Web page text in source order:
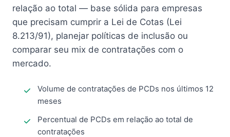
relação ao total — base sólida para empresas
que precisam cumprir a Lei de Cotas (Lei
8.213/91), planejar políticas de inclusão ou
comparar seu mix de contratações com o
mercado.
Volume de contratações de PCDs nos últimos 12
meses
Percentual de PCDs em relação ao total de
contratações